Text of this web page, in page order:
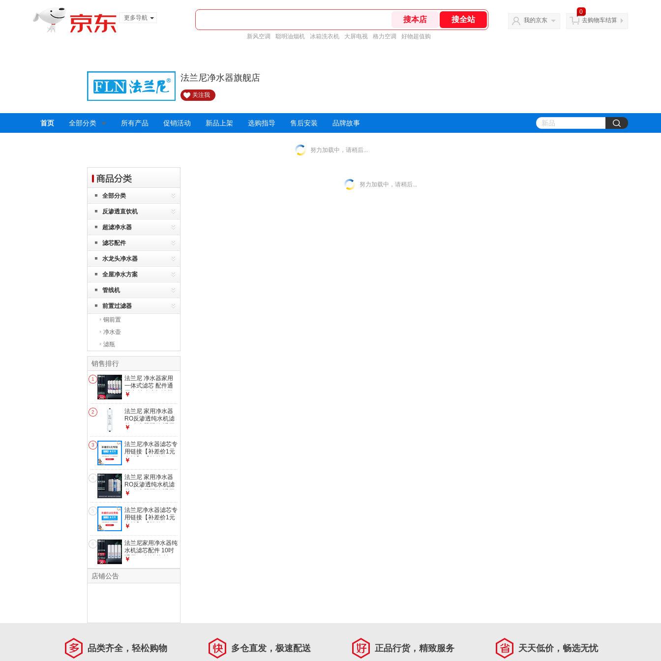
更多导航
新风空调 聪明油烟机 冰箱洗衣机 大屏电视 格力空调 好物超值购
我的京东
0
去购物车结算
法兰尼净水器旗舰店
关注我
首页 全部分类 所有产品 促销活动 新品上架 选购指导 售后安装 品牌故事
努力加载中，请稍后...
全部分类
反渗透直饮机
超滤净水器
滤芯配件
水龙头净水器
全屋净水方案
管线机
前置过滤器
铜前置
净水壶
滤瓶
销售排行
1
法兰尼 净水器家用
一体式滤芯 配件通
用 超滤净水机滤芯
V5 UEY-120全套滤
芯
￥
2
法兰尼 家用净水器
RO反渗透纯水机滤
芯 净水器配件 适用
器 致密聚丙烯
￥
3
法兰尼净水器滤芯专
用链接【补差价1元
专拍】 【补差价10
单拍不发 1元差价
￥
4
法兰尼 家用净水器
RO反渗透纯水机滤
芯 净水器配件 适用
器 06全套滤芯
￥
5
法兰尼净水器滤芯专
用链接【补差价1元
专拍】 【补差价10
单拍不发 10元差价
￥
6
法兰尼家用净水器纯
水机滤芯配件 10吋
通用PP棉滤芯 拍下
￥
店铺公告
努力加载中，请稍后...
品类齐全，轻松购物 多仓直发，极速配送 正品行货，精致服务 天天低价，畅选无忧